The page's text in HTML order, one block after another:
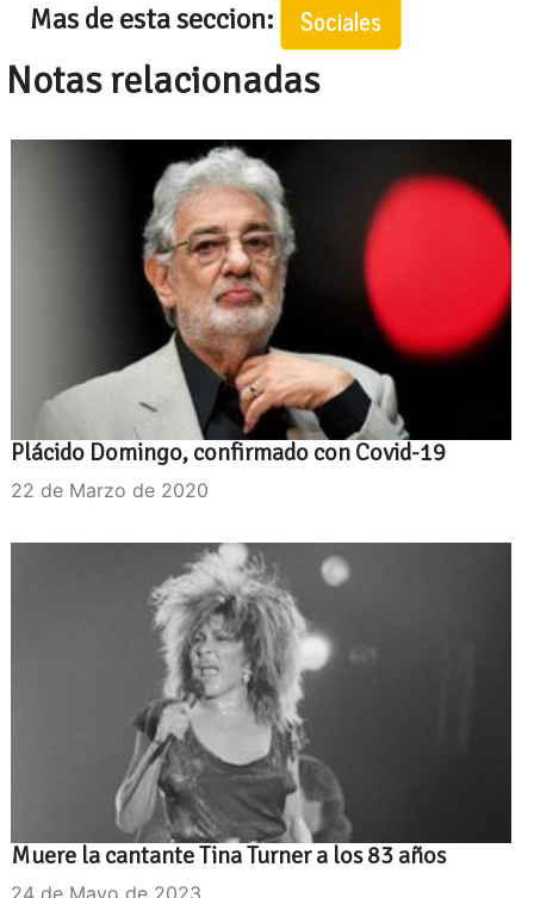
Mas de esta seccion: Sociales
Notas relacionadas
Plácido Domingo, confirmado con Covid-19
22 de Marzo de 2020
Muere la cantante Tina Turner a los 83 años